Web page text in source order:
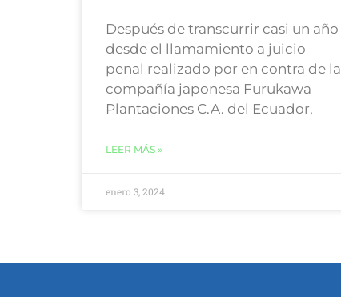
Después de transcurrir casi un año
desde el llamamiento a juicio
penal realizado por en contra de la
compañía japonesa Furukawa
Plantaciones C.A. del Ecuador,
LEER MÁS »
enero 3, 2024